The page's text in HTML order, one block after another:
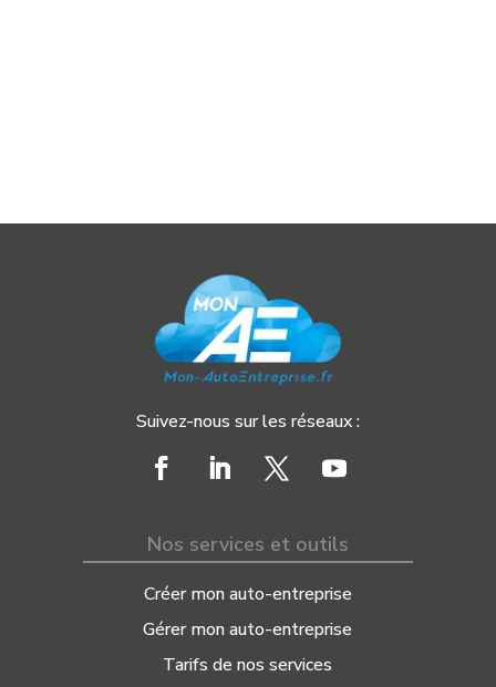
Suivez-nous sur les réseaux :
Nos services et outils
Créer mon auto-entreprise
Gérer mon auto-entreprise
Tarifs de nos services